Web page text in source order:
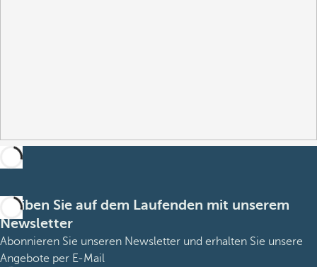
Bleiben Sie auf dem Laufenden mit unserem
Newsletter
Abonnieren Sie unseren Newsletter und erhalten Sie unsere
Angebote per E-Mail